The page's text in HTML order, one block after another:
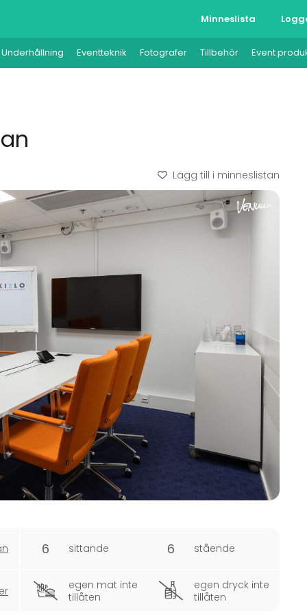
Minneslista
Underhållning Eventteknik Fotografer Tillbehör Event
Lägg till i minneslistan
6 sittande 6 stående
egen mat inte
tillåten
egen dryck inte
tillåten